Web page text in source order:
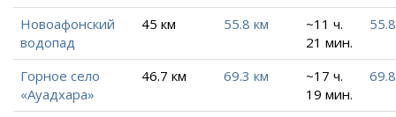
Новоафонский
водопад
45 км 55.8 км
~11 ч.
21 мин.
Горное село
«Ауадхара»
46.7 км 69.3 км
~17 ч.
19 мин.